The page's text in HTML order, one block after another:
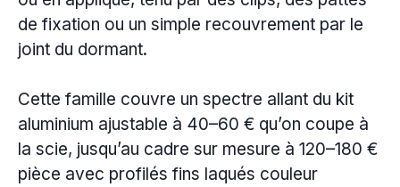
de fixation ou un simple recouvrement par le
joint du dormant.
Cette famille couvre un spectre allant du kit
aluminium ajustable à 40–60 € qu’on coupe à
la scie, jusqu’au cadre sur mesure à 120–180 €
pièce avec profilés fins laqués couleur